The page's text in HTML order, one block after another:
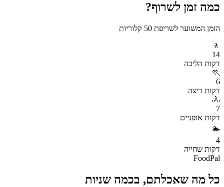
כמה זמן לשרוף?
הזמן המשוער לשריפת 50 קלוריות
🚶
14
דקות הליכה
🏃
6
דקות ריצה
🚴
7
דקות אופניים
🏊
4
דקות שחייה
FoodPal
כל מה שאכלתם, בכמה שניות